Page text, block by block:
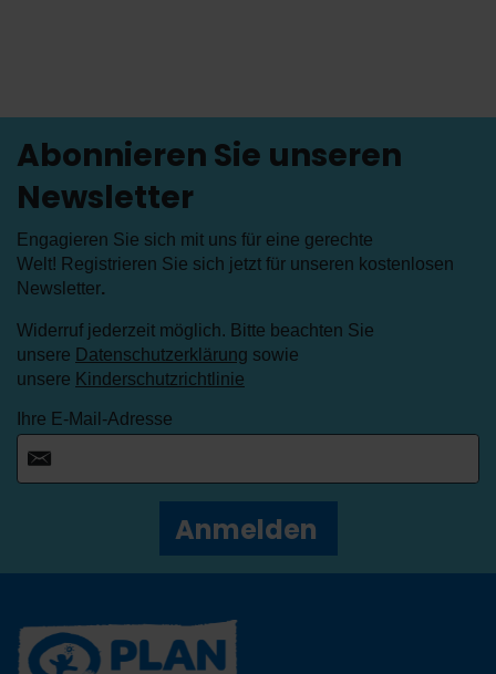
Abonnieren Sie unseren
Newsletter
Engagieren Sie sich mit uns für eine gerechte
Welt! Registrieren Sie sich jetzt für unseren kostenlosen
Newsletter.
Widerruf jederzeit möglich. Bitte beachten Sie
unsere Datenschutzerklärung sowie
unsere Kinderschutzrichtlinie
Ihre E-Mail-Adresse
Anmelden